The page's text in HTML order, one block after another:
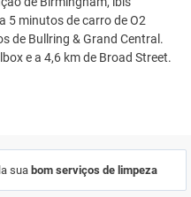
5 minutos de carro de O2
de Bullring & Grand Central.
e a 4,6 km de Broad Street.
sua bom serviços de limpeza